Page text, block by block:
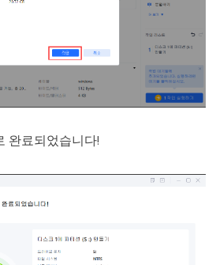
완료되었습니다!